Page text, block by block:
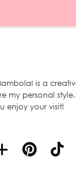
is a
my personal style.
enjoy your visit!